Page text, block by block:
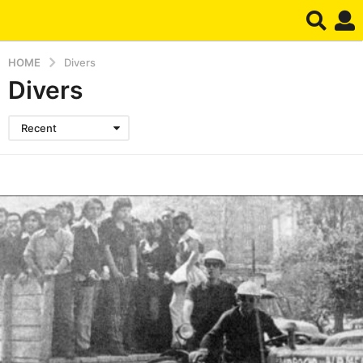
HOME Divers
Divers
Recent